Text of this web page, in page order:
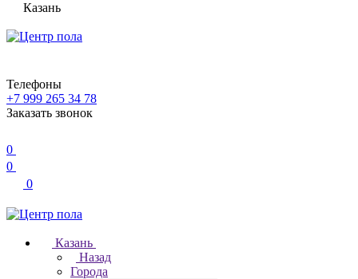
Казань
Телефоны
+7 999 265 34 78
Заказать звонок
0
0
0
Казань
Назад
Города